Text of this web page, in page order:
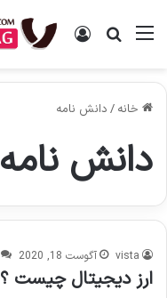
منو جستجو برای
ورود
خانه / دانش نامه
دانش نامه
vista آگوست 18, 2020
ارز دیجیتال چیست ؟